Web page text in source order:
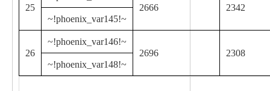
25
2666
2342
~!phoenix_var145!~
26
~!phoenix_var146!~
2696
2308
~!phoenix_var148!~